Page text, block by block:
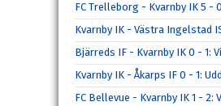
FC Trelleborg - Kvarnby IK 5 -
Kvarnby IK - Västra Ingelstad
Bjärreds IF - Kvarnby IK 0 - 1:
Kvarnby IK - Åkarps IF 0 - 1:
FC Bellevue - Kvarnby IK 1 - 2: